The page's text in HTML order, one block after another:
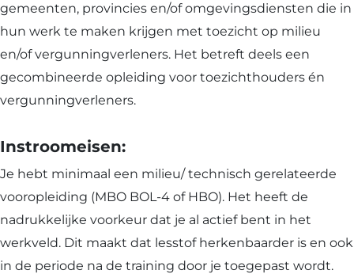
gemeenten, provincies en/of omgevingsdiensten die in
hun werk te maken krijgen met toezicht op milieu
en/of vergunningverleners. Het betreft deels een
gecombineerde opleiding voor toezichthouders én
vergunningverleners.
Instroomeisen:
Je hebt minimaal een milieu/ technisch gerelateerde
vooropleiding (MBO BOL-4 of HBO). Het heeft de
nadrukkelijke voorkeur dat je al actief bent in het
werkveld. Dit maakt dat lesstof herkenbaarder is en ook
in de periode na de training door je toegepast wordt.